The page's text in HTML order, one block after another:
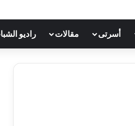
أسرتى مقالات راديو